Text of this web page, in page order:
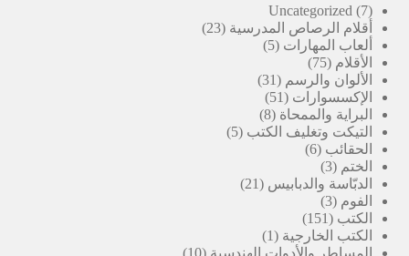
Uncategorized
7
7
منتجات
أقلام الرصاص المدرسية 23
23
ألعاب المهارات 5
5
الأقلام 75
75
منتج
الألوان والرسم 31
31
الإكسسوارات 51
51
منتج
البراية والممحاة 8
8
منتجاتالتيكت وتغليف الكتب 5
5
الحقائب 6
6
الختم 3
3
منتجات
الدبّاسة والدبابيس 21
21
الفوم 3
3
منتجات
الكتب 151
151
منتج
الكتب الخارجية 1
منتج
المساطر والأدوات الهندسية 10
10